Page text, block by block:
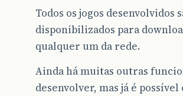
Todos os jogos desenvolvidos
disponibilizados para
qualquer um da rede.
Ainda há muitas outras
desenvolver, mas já é